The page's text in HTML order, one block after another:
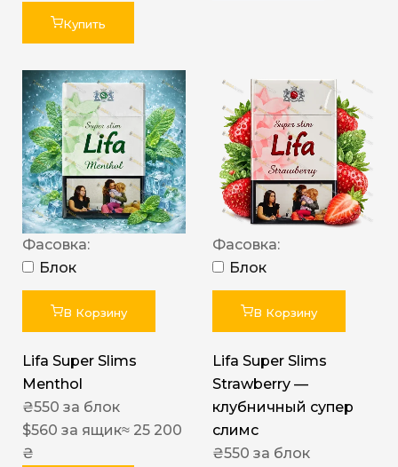
Купить
Фасовка:
Блок
В Корзину
Lifa Super Slims
Menthol
₴550 за блок
$560 за ящик≈ 25 200
₴
Фасовка:
Блок
В Корзину
Lifa Super Slims
Strawberry —
клубничный супер
слимс
₴550 за блок